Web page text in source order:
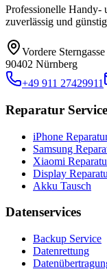
Professionelle Handy-
zuverlässig und
Vordere
90402 Nürnberg
+49 911 27429911
Reparatur
iPhone
Samsung
Xiaomi
Display
Akku Tausch
Datenservices
Backup Service
Datenrettung